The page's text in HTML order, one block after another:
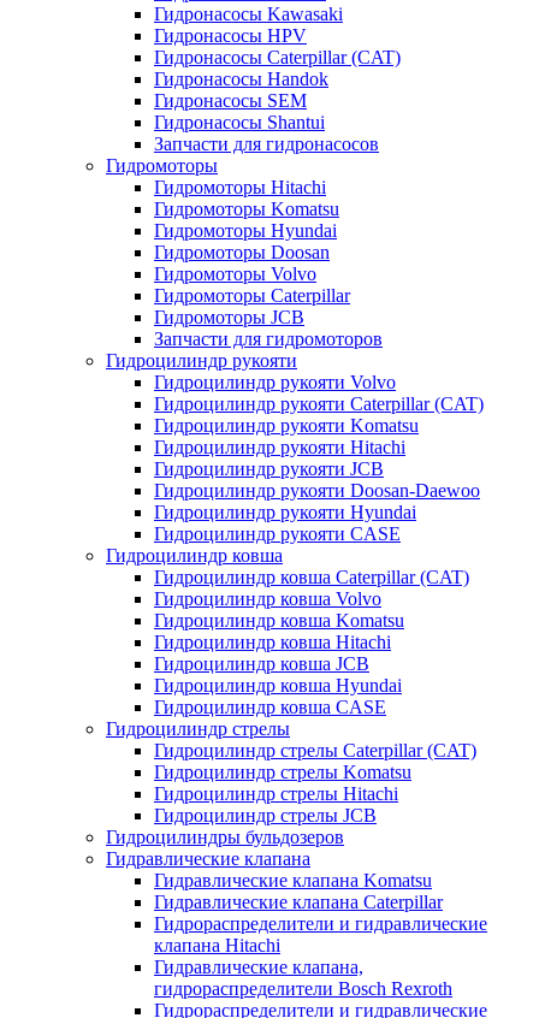
Гидронасосы Kawasaki
Гидронасосы HPV
Гидронасосы Caterpillar (CAT)
Гидронасосы Handok
Гидронасосы SEM
Гидронасосы Shantui
Запчасти для гидронасосов
Гидромоторы
Гидромоторы Hitachi
Гидромоторы Komatsu
Гидромоторы Hyundai
Гидромоторы Doosan
Гидромоторы Volvo
Гидромоторы Caterpillar
Гидромоторы JCB
Запчасти для гидромоторов
Гидроцилиндр рукояти
Гидроцилиндр рукояти Volvo
Гидроцилиндр рукояти Caterpillar (CAT)
Гидроцилиндр рукояти Komatsu
Гидроцилиндр рукояти Hitachi
Гидроцилиндр рукояти JCB
Гидроцилиндр рукояти Doosan-Daewoo
Гидроцилиндр рукояти Hyundai
Гидроцилиндр рукояти CASE
Гидроцилиндр ковша
Гидроцилиндр ковша Caterpillar (CAT)
Гидроцилиндр ковша Volvo
Гидроцилиндр ковша Komatsu
Гидроцилиндр ковша Hitachi
Гидроцилиндр ковша JCB
Гидроцилиндр ковша Hyundai
Гидроцилиндр ковша CASE
Гидроцилиндр стрелы
Гидроцилиндр стрелы Caterpillar (CAT)
Гидроцилиндр стрелы Komatsu
Гидроцилиндр стрелы Hitachi
Гидроцилиндр стрелы JCB
Гидроцилиндры бульдозеров
Гидравлические клапана
Гидравлические клапана Komatsu
Гидравлические клапана Caterpillar
Гидрораспределители и гидравлические
клапана Hitachi
Гидравлические клапана,
гидрораспределители Bosch Rexroth
Гидрораспределители и гидравлические